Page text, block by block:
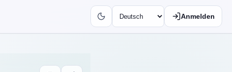
Anmelden